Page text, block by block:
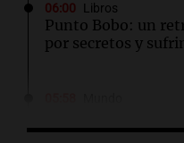
06:00 Libros
Punto Bobo: un
por secretos y
corrección de